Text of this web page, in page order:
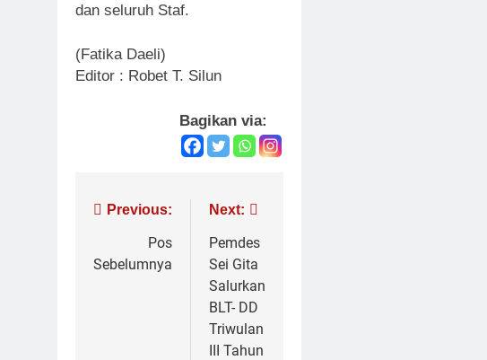
dan seluruh Staf.
(Fatika Daeli)
Editor : Robet T. Silun
Bagikan via:
Navigasi
Previous:
Pos
Sebelumnya
Next:
Pemdes
Sei Gita
Salurkan
BLT- DD
Triwulan
III Tahun